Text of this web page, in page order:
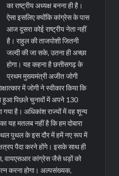
का राष्ट्रीय अध्यक्ष बनना ही है।
ऐसा इसलिए क्योंकि कांग्रेस के पास
आज दूसरा कोई राष्ट्रीय नेता नहीं
है। राहुल की ताजपोशी जितनी
जल्दी की जा सके, उतना ही अच्छा
होगा। यह कहना है छत्तीसगढ़ के
प्रथम मुख्यमंत्री अजीत जोगी
में जोगी ने स्वीकार किया कि
हुआ पिछले चुनावों में अपने 130
है। अधिकांश राज्यों में वह शून्य
यह मतलब नहीं है कि हम दोबारा
पुथल के इस दौर में हमें नए रूप में
पैदा करने होंगे। इसके साथ ही
वायएसआर कांग्रेस जैसे धड़ों को
करना होगा। अल्पसंख्यक,